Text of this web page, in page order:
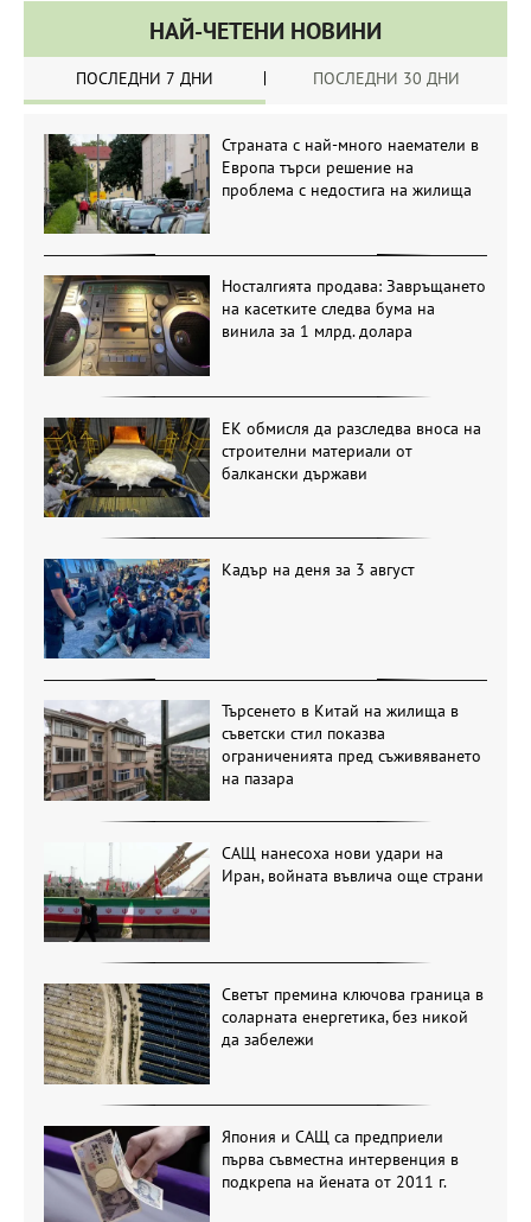
НАЙ-ЧЕТЕНИ НОВИНИ
ПОСЛЕДНИ 7 ДНИ ПОСЛЕДНИ 30 ДНИ
Страната с най-много наематели в
Европа търси решение на
проблема с недостига на жилища
Носталгията продава: Завръщането
на касетките следва бума на
винила за 1 млрд. долара
ЕК обмисля да разследва вноса на
строителни материали от
балкански държави
Кадър на деня за 3 август
Търсенето в Китай на жилища в
съветски стил показва
ограниченията пред съживяването
на пазара
САЩ нанесоха нови удари на
Иран, войната въвлича още страни
Светът премина ключова граница в
соларната енергетика, без никой
да забележи
Япония и САЩ са предприели
първа съвместна интервенция в
подкрепа на йената от 2011 г.